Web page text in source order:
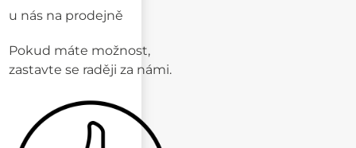
u nás na prodejně
Pokud máte možnost,
zastavte se raději za námi.